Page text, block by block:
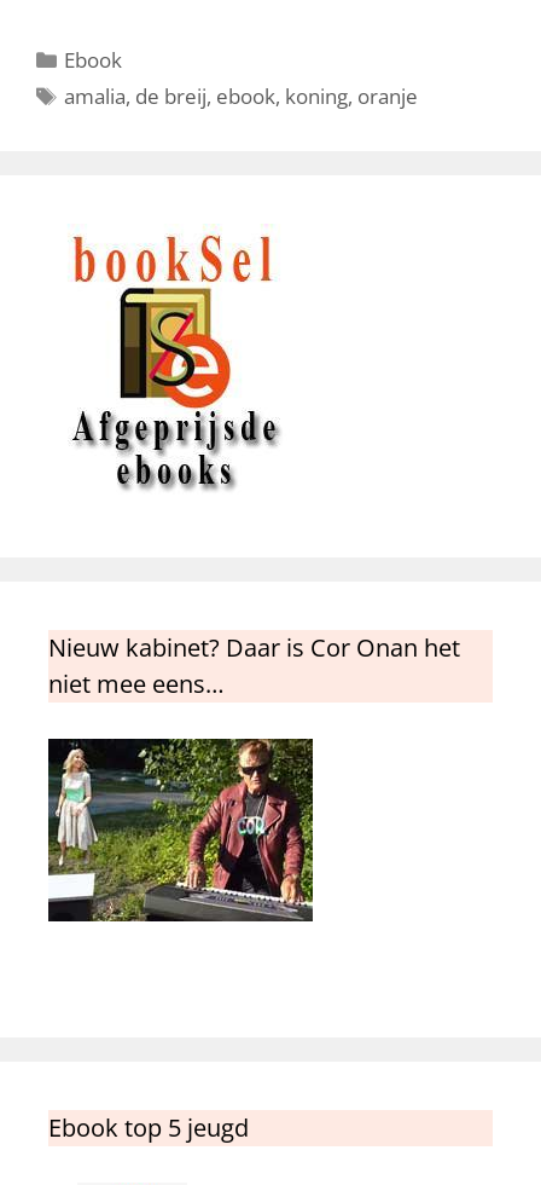
Categorieën
Ebook
Tags
amalia, de breij, ebook, koning, oranje
Nieuw kabinet? Daar is Cor Onan het
niet mee eens…
Ebook top 5 jeugd